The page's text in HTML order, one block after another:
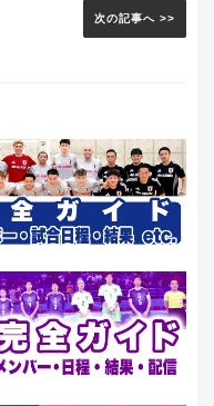
次の記事へ >>